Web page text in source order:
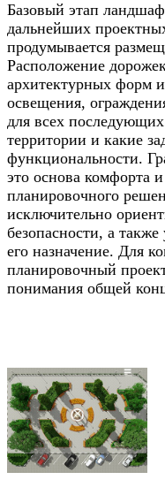
Базовый этап
дальнейших
продумывается
Расположение
архитектурных форм
освещения,
для всех
территории и какие
функциональности.
это основа комфорта
планировочного
исключительно
безопасности, а
его назначение. Для
планировочный
понимания общей